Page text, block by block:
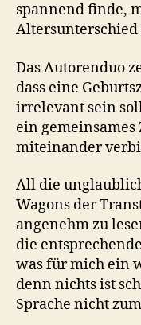
spannend finde,
Altersunterschied
Das Autorenduo
dass eine
irrelevant sein
ein
miteinander
All die
Wagons der
angenehm zu
die
was für mich ein
denn nichts ist
Sprache nicht